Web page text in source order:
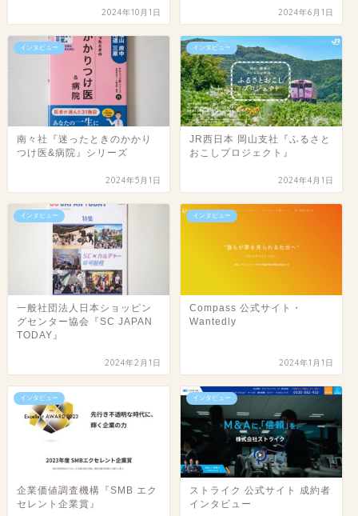
2024年10月1日 2024年6月1日
インタビュー
南々社『迷ったときのかかり
つけ医&病院』シリーズ
2024年5月1日
インタビュー
JR西日本 岡山支社『ふるさと
おこしプロジェクト』
2024年4月1日
インタビュー
一般社団法人日本ショッピン
グセンター協会『SC JAPAN
TODAY』
2024年2月1日
インタビュー
Compass 公式サイト・
Wantedly
2024年1月1日
インタビュー
企業価値調査機構『SMB エク
セレント企業賞』
インタビュー
ストライク 公式サイト 成約者
インタビュー